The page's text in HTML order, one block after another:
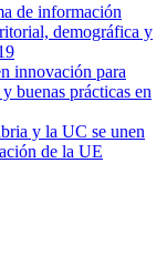
de información
demográfica y
innovación para
buenas prácticas en
y la UC se unen
de la UE